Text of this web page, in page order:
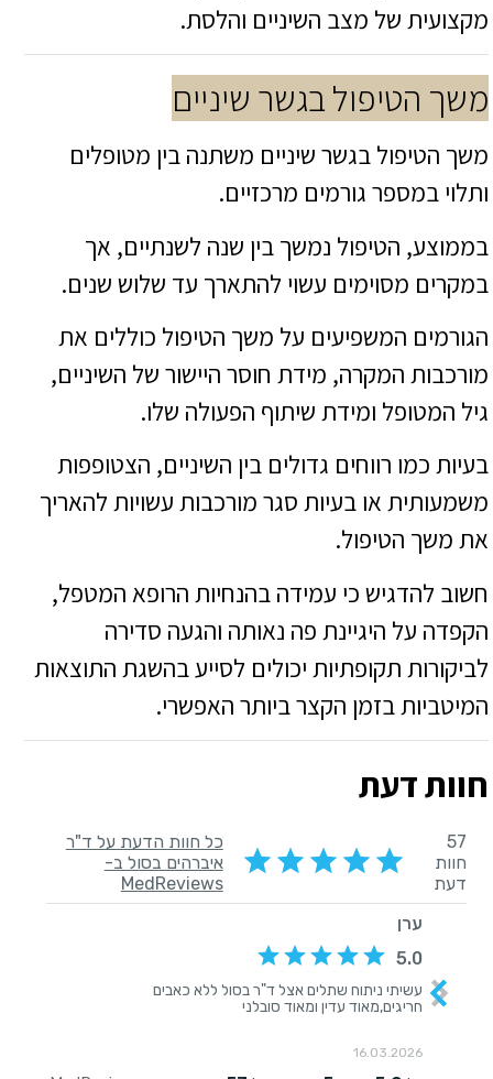
מקצועית של מצב השיניים והלסת.
משך הטיפול בגשר שיניים
משך הטיפול בגשר שיניים משתנה בין מטופלים
ותלוי במספר גורמים מרכזיים.
בממוצע, הטיפול נמשך בין שנה לשנתיים, אך
במקרים מסוימים עשוי להתארך עד שלוש שנים.
הגורמים המשפיעים על משך הטיפול כוללים את
מורכבות המקרה, מידת חוסר היישור של השיניים,
גיל המטופל ומידת שיתוף הפעולה שלו.
בעיות כמו רווחים גדולים בין השיניים, הצטופפות
משמעותית או בעיות סגר מורכבות עשויות להאריך
את משך הטיפול.
חשוב להדגיש כי עמידה בהנחיות הרופא המטפל,
הקפדה על היגיינת פה נאותה והגעה סדירה
לביקורות תקופתיות יכולים לסייע בהשגת התוצאות
המיטביות בזמן הקצר ביותר האפשרי.
חוות דעת